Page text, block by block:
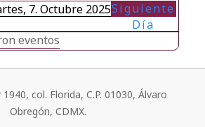
7. Octubre 2025Siguiente
Día
eventos
col. Florida, C.P. 01030, Álvaro
Obregón, CDMX.